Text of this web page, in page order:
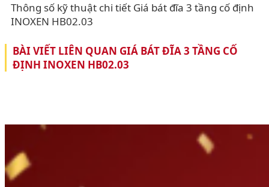
Thông số kỹ thuật chi tiết Giá bát đĩa 3 tầng cố định
INOXEN HB02.03
BÀI VIẾT LIÊN QUAN GIÁ BÁT ĐĨA 3 TẦNG CỐ
ĐỊNH INOXEN HB02.03